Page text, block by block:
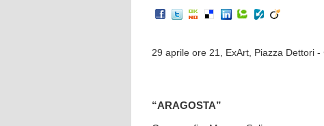
29 aprile ore 21, ExArt, Piazza Dettori -
“ARAGOSTA”